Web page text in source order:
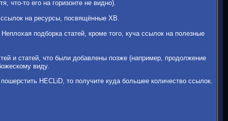
что-то его на горизонте не видно).
на ресурсы, посвящённые ХВ.
подборка статей, кроме того, куча ссылок на полезные
и статей, что были добавлены позже (например, продолжение
виду.
HECLiD, то получите куда большее количество ссылок.